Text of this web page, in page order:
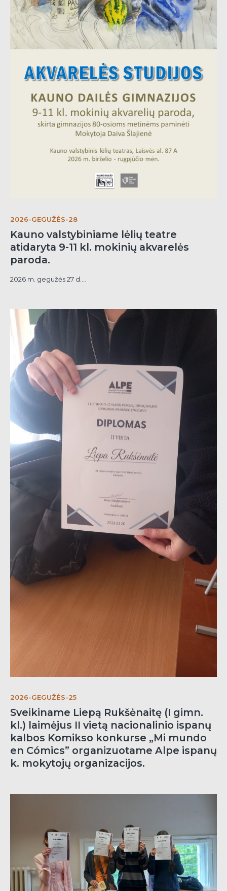
2026-GEGUŽĖS-28
Kauno valstybiniame lėlių teatre
atidaryta 9-11 kl. mokinių akvarelės
paroda.
2026 m. gegužės 27 d....
2026-GEGUŽĖS-25
Sveikiname Liepą Rukšėnaitę (I gimn.
kl.) laimėjus II vietą nacionalinio ispanų
kalbos Komikso konkurse „Mi mundo
en Cómics” organizuotame Alpe ispanų
k. mokytojų organizacijos.